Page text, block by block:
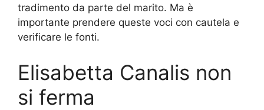
tradimento da parte del marito. Ma è
importante prendere queste voci con cautela e
verificare le fonti.
Elisabetta Canalis non
si ferma